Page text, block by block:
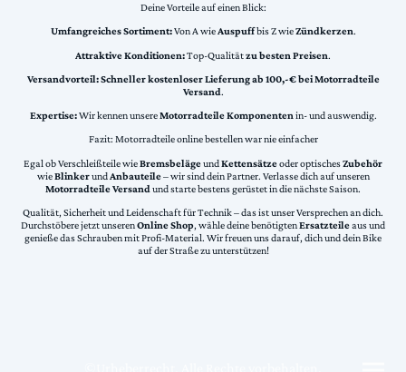
Deine Vorteile auf einen Blick:
Umfangreiches Sortiment:Von A wieAuspuffbis Z wieZündkerzen.
Attraktive Konditionen:Top-Qualitätzu besten Preisen.
Versandvorteil:Schneller kostenloser Lieferung ab 100,-€ bei Motorradteile
Versand.
Expertise:Wir kennen unsereMotorradteile Komponentenin- und auswendig.
Fazit: Motorradteile online bestellen war nie einfacher
Egal ob Verschleißteile wieBremsbelägeundKettensätzeoder optischesZubehör
wieBlinkerundAnbauteile– wir sind dein Partner. Verlasse dich auf unseren
Motorradteile Versand und starte bestens gerüstet in die nächste Saison.
Qualität, Sicherheit und Leidenschaft für Technik – das ist unser Versprechen an dich.
Durchstöbere jetzt unserenOnline Shop, wähle deine benötigtenErsatzteileaus und
genieße das Schrauben mit Profi-Material. Wir freuen uns darauf, dich und dein Bike
auf der Straße zu unterstützen!